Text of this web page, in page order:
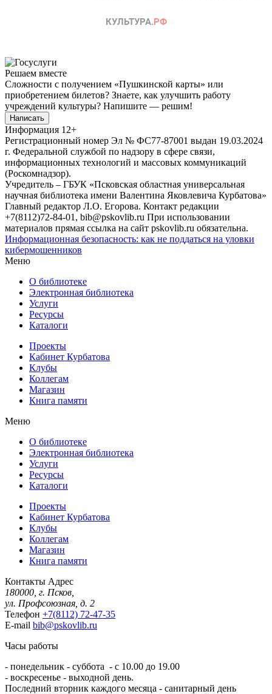
Решаем вместе
Сложности с получением «Пушкинской карты» или
приобретением билетов? Знаете, как улучшить работу
учреждений культуры? Напишите — решим!
Написать
Информация 12+
Регистрационный номер Эл № ФС77-87001 выдан 19.03.2024
г. Федеральной службой по надзору в сфере связи,
информационных технологий и массовых коммуникаций
(Роскомнадзор).
Учредитель – ГБУК «Псковская областная универсальная
научная библиотека имени Валентина Яковлевича Курбатова»
Главный редактор Л.О. Егорова. Контакт редакции
+7(8112)72-84-01, bib@pskovlib.ru При использовании
материалов прямая ссылка на сайт pskovlib.ru обязательна.
Информационная безопасность: как не поддаться на уловки
кибермошенников
Меню
О библиотеке
Электронная библиотека
Услуги
Ресурсы
Каталоги
Проекты
Кабинет Курбатова
Клубы
Коллегам
Магазин
Книга памяти
Меню
О библиотеке
Электронная библиотека
Услуги
Ресурсы
Каталоги
Проекты
Кабинет Курбатова
Клубы
Коллегам
Магазин
Книга памяти
Контакты Адрес
180000, г. Псков,
ул. Профсоюзная, д. 2
Телефон +7(8112) 72-47-35
E-mail bib@pskovlib.ru
Часы работы
- понедельник - суббота - с 10.00 до 19.00
- воскресенье - выходной день.
Последний вторник каждого месяца - санитарный день